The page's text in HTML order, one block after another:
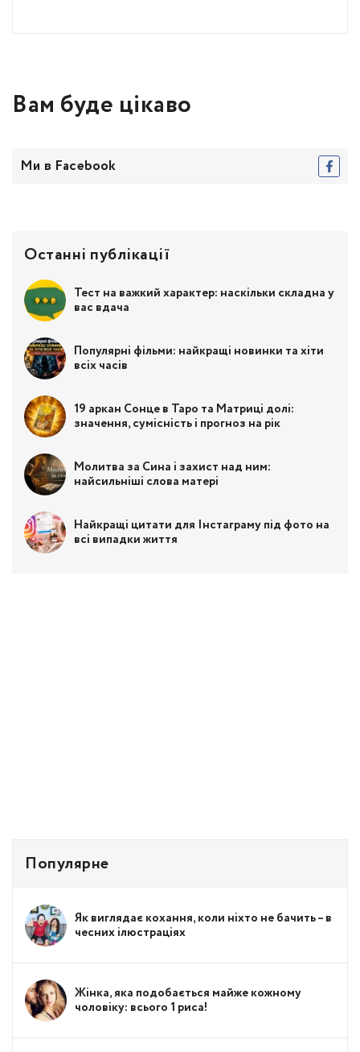
Вам буде цікаво
Ми в Facebook
Останні публікації
Тест на важкий характер: наскільки складна у
вас вдача
Популярні фільми: найкращі новинки та хіти
всіх часів
19 аркан Сонце в Таро та Матриці долі:
значення, сумісність і прогноз на рік
Молитва за Сина і захист над ним:
найсильніші слова матері
Найкращі цитати для Інстаграму під фото на
всі випадки життя
Популярне
Як виглядає кохання, коли ніхто не бачить – в
чесних ілюстраціях
Жінка, яка подобається майже кожному
чоловіку: всього 1 риса!